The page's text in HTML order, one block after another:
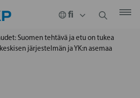
Suomen tehtävä ja etu on tukea
järjestelmän ja YK:n asemaa